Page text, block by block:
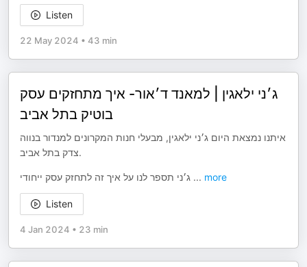
Listen
22 May 2024 • 43 min
ג׳ני ילאגין | למאנד ד׳אור- איך מתחזקים עסק
בוטיק בתל אביב
איתנו נמצאת היום ג׳ני ילאגין, מבעלי חנות המקרונים למנדור בנווה
צדק בתל אביב.
... more
Listen
4 Jan 2024 • 23 min